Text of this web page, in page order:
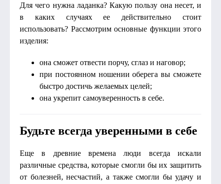
Для чего нужна ладанка? Какую пользу она несет, и
в каких случаях ее действительно стоит
использовать? Рассмотрим основные функции этого
изделия:
она сможет отвести порчу, сглаз и наговор;
при постоянном ношении оберега вы сможете
быстро достичь желаемых целей;
она укрепит самоуверенность в себе.
Будьте всегда уверенными в себе
Еще в древние времена люди всегда искали
различные средства, которые смогли бы их защитить
от болезней, несчастий, а также смогли бы удачу и